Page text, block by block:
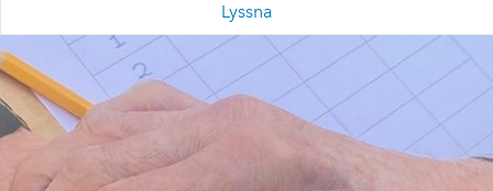
Lyssna